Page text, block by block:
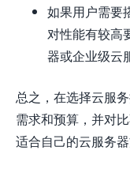
如果用户需要
对性能有较高
器或企业级云
总之，在选择云服
需求和预算，并对
适合自己的云服务器